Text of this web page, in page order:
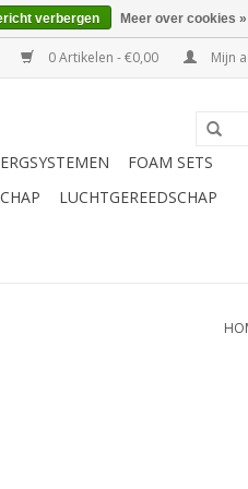
0 Artikelen - €0,00 Mijn
FOAM SETS
LUCHTGEREEDSCHAP
verbergen Meer over cookies »